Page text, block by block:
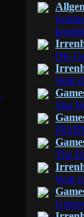
Die
Watt
Star
The
Watt